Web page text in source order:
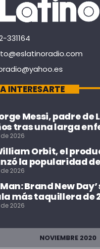
331164
INTERESARTE
Messi, padre de
tras una larga
2026
Orbit, el
la popularidad
2026
Brand New
más taquillera de
2026
NOVIEMBRE 2020